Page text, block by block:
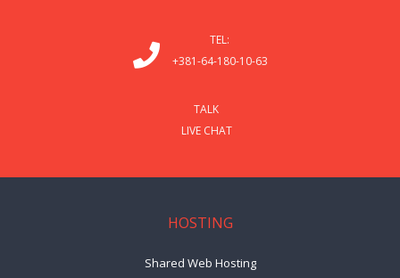
TEL:
+381-64-180-10-63
TALK
LIVE CHAT
HOSTING
Shared Web Hosting